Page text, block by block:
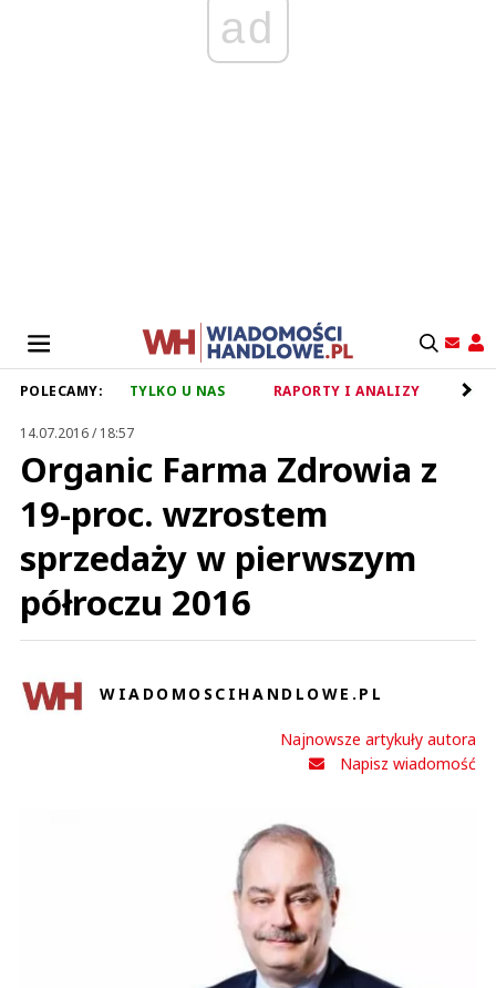
ad
POLECAMY: TYLKO U NAS RAPORTY I ANALIZY
14.07.2016 / 18:57
Organic Farma Zdrowia z
19-proc. wzrostem
sprzedaży w pierwszym
półroczu 2016
WIADOMOSCIHANDLOWE.PL
Najnowsze artykuły autora
Napisz wiadomość